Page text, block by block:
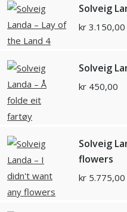
Solveig
kr 3.150,00
Solveig
kr 450,00
Solveig
flowers
kr 5.775,00